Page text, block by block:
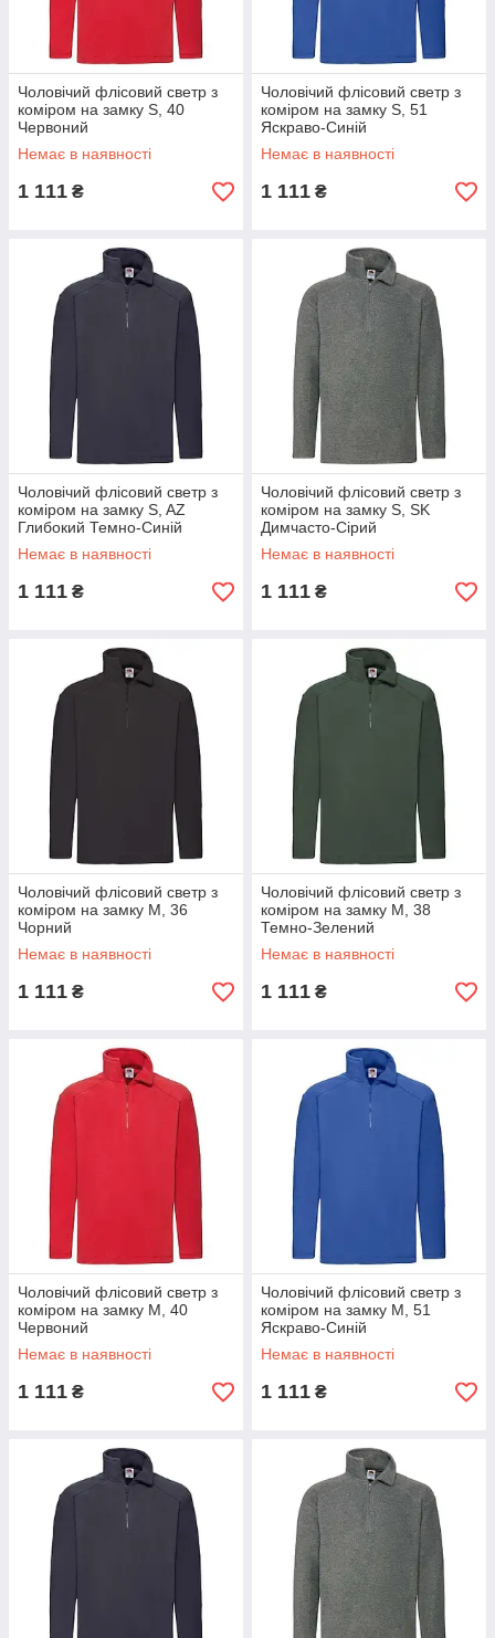
Чоловічий флісовий светр з
коміром на замку S, 40
Червоний
Немає в наявності
1 111 ₴
Чоловічий флісовий светр з
коміром на замку S, 51
Яскраво-Синій
Немає в наявності
1 111 ₴
Чоловічий флісовий светр з
коміром на замку S, AZ
Глибокий Темно-Синій
Немає в наявності
1 111 ₴
Чоловічий флісовий светр з
коміром на замку S, SK
Димчасто-Сірий
Немає в наявності
1 111 ₴
Чоловічий флісовий светр з
коміром на замку M, 36
Чорний
Немає в наявності
1 111 ₴
Чоловічий флісовий светр з
коміром на замку M, 38
Темно-Зелений
Немає в наявності
1 111 ₴
Чоловічий флісовий светр з
коміром на замку M, 40
Червоний
Немає в наявності
1 111 ₴
Чоловічий флісовий светр з
коміром на замку M, 51
Яскраво-Синій
Немає в наявності
1 111 ₴